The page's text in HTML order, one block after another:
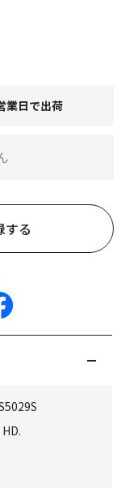
業日で出荷
する